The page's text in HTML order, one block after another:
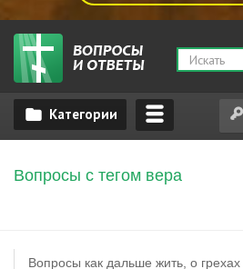
Вопросы с тегом вера
Вопросы как дальше жить, о грехах